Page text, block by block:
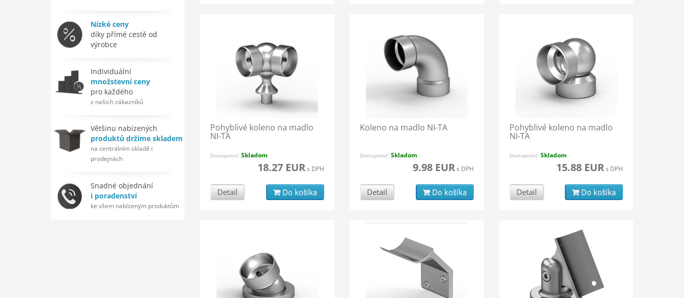
Nízké ceny
díky přímé cestě od
výrobce
Individuální
množstevní ceny
pro každého
z našich zákazníků
Většinu nabízených
produktů držíme skladem
na centrálním skladě i
prodejnách
Snadné objednání
i poradenství
ke všem nabízeným produktům
Pohyblivé koleno na madlo
NI-TA
Dostupnosť:Skladom
18.27 EURs DPH
Detail Do košíka
Koleno na madlo NI-TA
Dostupnosť: Skladom
9.98 EURs DPH
Detail Do košíka
Pohyblivé koleno na madlo
NI-TA
Dostupnosť: Skladom
15.88 EURs DPH
Detail Do košíka